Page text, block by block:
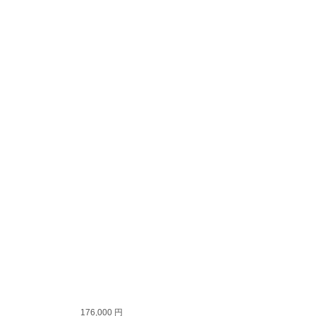
176,000 円